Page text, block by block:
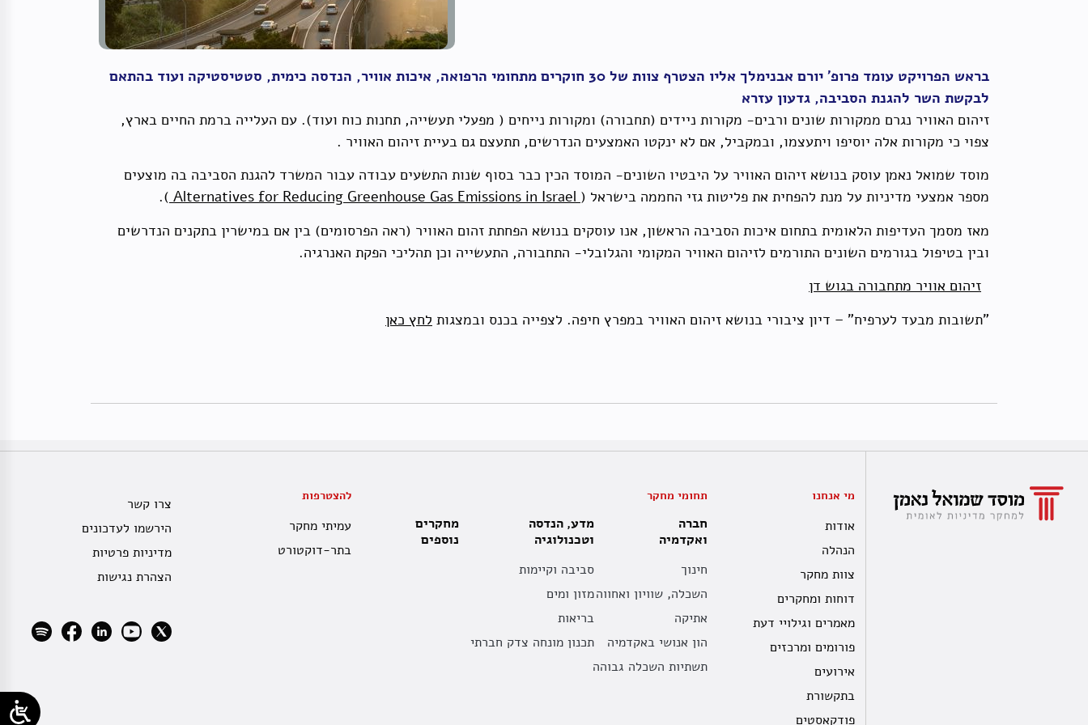
בראש הפרויקט עומד פרופ' יורם אבנימלך אליו הצטרף צוות של 30 חוקרים מתחומי הרפואה, איכות אוויר, הנדסה כימית, סטטיסטיקה ועוד בהתאם
לבקשת השר להגנת הסביבה, גדעון עזרא
זיהום האוויר נגרם ממקורות שונים ורבים- מקורות ניידים (תחבורה) ומקורות נייחים ( מפעלי תעשייה, תחנות כוח ועוד). עם העלייה ברמת החיים בארץ,
צפוי כי מקורות אלה יוסיפו ויתעצמו, ובמקביל, אם לא ינקטו האמצעים הנדרשים, תתעצם גם בעיית זיהום האוויר .
מוסד שמואל נאמן עוסק בנושא זיהום האוויר על היבטיו השונים- המוסד הכין כבר בסוף שנות התשעים עבודה עבור המשרד להגנת הסביבה בה מוצעים
מספר אמצעי מדיניות על מנת להפחית את פליטות גזי החממה בישראל (
).
מאז מסמך העדיפות הלאומית בתחום איכות הסביבה הראשון, אנו עוסקים בנושא הפחתת זהום האוויר (ראה הפרסומים) בין אם במישרין בתקנים הנדרשים
ובין בטיפול בגורמים השונים התורמים לזיהום האוויר המקומי והגלובלי- התחבורה, התעשייה וכן תהליכי הפקת האנרגיה.
זיהום אוויר מתחבורה בגוש דן
"תשובות מבעד לערפיח" – דיון ציבורי בנושא זיהום האוויר במפרץ חיפה. לצפייה בכנס ובמצגות לחץ כאן
מי אנחנו
אודות
הנהלה
צוות מחקר
דוחות ומחקרים
מאמרים וגילויי דעת
פורומים ומרכזים
אירועים
בתקשורת
פודקאסטים
תחומי מחקר
חברה
ואקדמיה
חינוך
השכלה, שוויון ואחווה
אתיקה
הון אנושי באקדמיה
תשתיות השכלה גבוהה
מדע, הנדסה
וטכנולוגיה
סביבה וקיימות
מזון ומים
בריאות
תכנון מונחה צדק חברתי
מחקרים
נוספים
להצטרפות
עמיתי מחקר
בתר-דוקטורט
צרו קשר
הירשמו לעדכונים
מדיניות פרטיות
הצהרת נגישות